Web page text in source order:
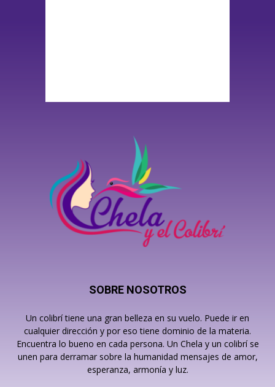
SOBRE NOSOTROS
Un colibrí tiene una gran belleza en su vuelo. Puede ir en
cualquier dirección y por eso tiene dominio de la materia.
Encuentra lo bueno en cada persona. Un Chela y un colibrí se
unen para derramar sobre la humanidad mensajes de amor,
esperanza, armonía y luz.